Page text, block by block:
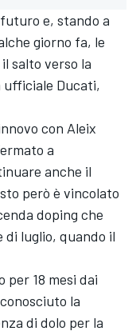
e, stando a
giorno fa, le
salto verso la
ufficiale Ducati,
con Aleix
a
anche il
però è vincolato
doping che
luglio, quando il
18 mesi dai
la
di dolo per la